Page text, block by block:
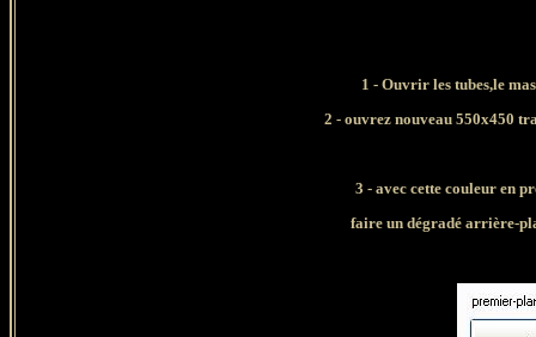
1 - Ouvrir les tubes,le
2 - ouvrez nouveau 550x450
3 - avec cette couleur en
faire un dégradé arrière-